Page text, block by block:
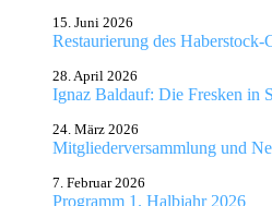
Restaurierung des Haberstock-
15. Juni 2026
Ignaz Baldauf: Die Fresken in
28. April 2026
Mitgliederversammlung und
24. März 2026
Programm 1. Halbjahr 2026
7. Februar 2026